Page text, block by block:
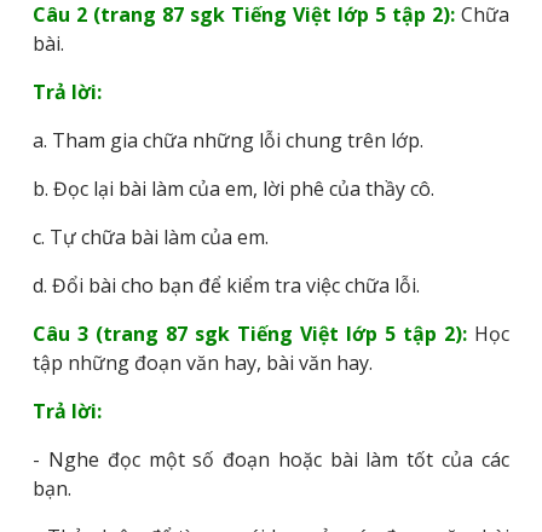
Câu 2 (trang 87 sgk Tiếng Việt lớp 5 tập 2):Chữa
bài.
Trả lời:
a. Tham gia chữa những lỗi chung trên lớp.
b. Đọc lại bài làm của em, lời phê của thầy cô.
c. Tự chữa bài làm của em.
d. Đổi bài cho bạn để kiểm tra việc chữa lỗi.
Câu 3 (trang 87 sgk Tiếng Việt lớp 5 tập 2):Học
tập những đoạn văn hay, bài văn hay.
Trả lời:
- Nghe đọc một số đoạn hoặc bài làm tốt của các
bạn.